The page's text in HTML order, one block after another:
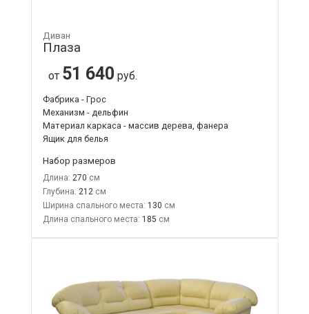
Диван
Плаза
от 51 640 руб.
Фабрика - Грос
Механизм - дельфин
Материал каркаса - массив дерева, фанера
Ящик для белья
Набор размеров
Длина: 270
Глубина: 212
Ширина спального места: 130
Длина спального места: 185